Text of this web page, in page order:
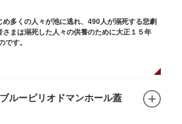
多くの人々が池に逃れ、490人が溺死する悲劇
まは溺死した人々の供養のために大正１５年
です。
ブルーピリオドマンホール蓋